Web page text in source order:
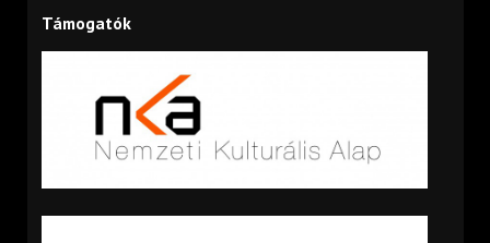
Támogatók